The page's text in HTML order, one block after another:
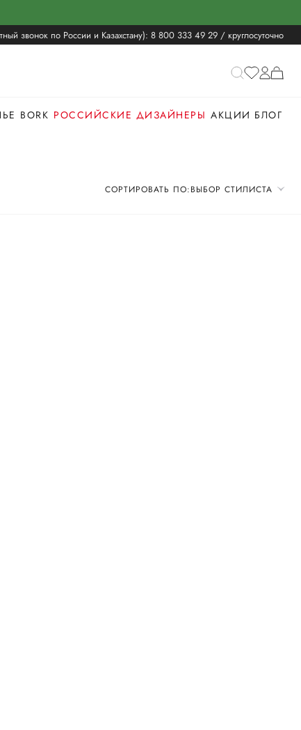
звонок по России и Казахстану): 8 800 333 49 29 / круглосуточно
BORK РОССИЙСКИЕ ДИЗАЙНЕРЫ АКЦИИ БЛОГ
СОРТИРОВАТЬ ПО:ВЫБОР СТИЛИСТА